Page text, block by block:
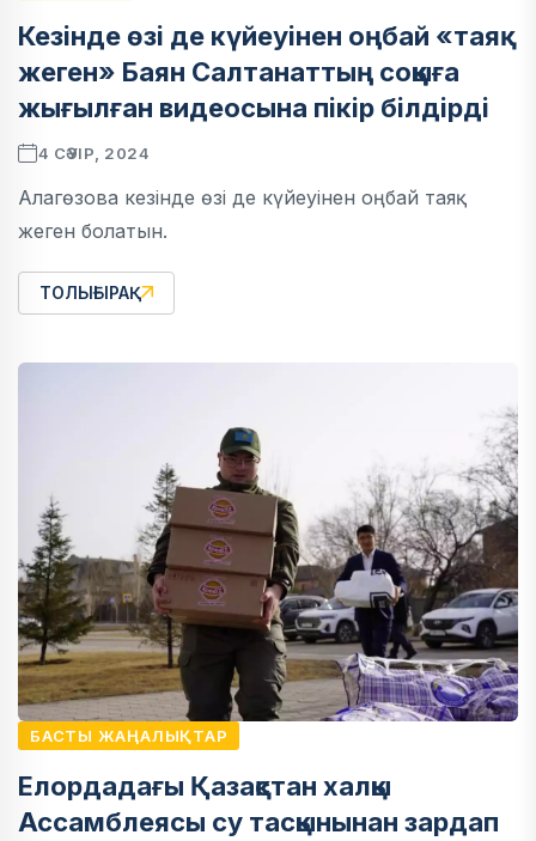
Кезінде өзі де күйеуінен оңбай «таяқ
жеген» Баян Салтанаттың соққыға
жығылған видеосына пікір білдірді
4 СӘУІР, 2024
Алагөзова кезінде өзі де күйеуінен оңбай таяқ
жеген болатын.
ТОЛЫҒЫРАҚ
БАСТЫ ЖАҢАЛЫҚТАР
Елордадағы Қазақстан халқы
Ассамблеясы су тасқынынан зардап